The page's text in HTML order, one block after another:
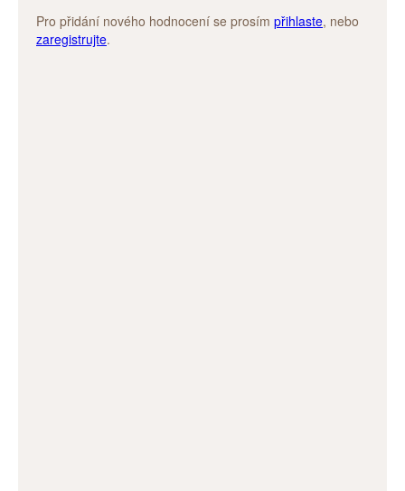
Pro přidání nového hodnocení se prosím přihlaste, nebo
zaregistrujte.